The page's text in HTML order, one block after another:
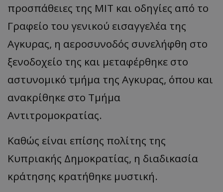
προσπάθειες της MΙT και οδηγίες από το
Γραφείο του γενικού εισαγγελέα της
Αγκυρας, η αεροσυνοδός συνελήφθη στο
ξενοδοχείο της και μεταφέρθηκε στο
αστυνομικό τμήμα της Αγκυρας, όπου και
ανακρίθηκε στο Τμήμα
Αντιτρομοκρατίας.
Καθώς είναι επίσης πολίτης της
Κυπριακής Δημοκρατίας, η διαδικασία
κράτησης κρατήθηκε μυστική.